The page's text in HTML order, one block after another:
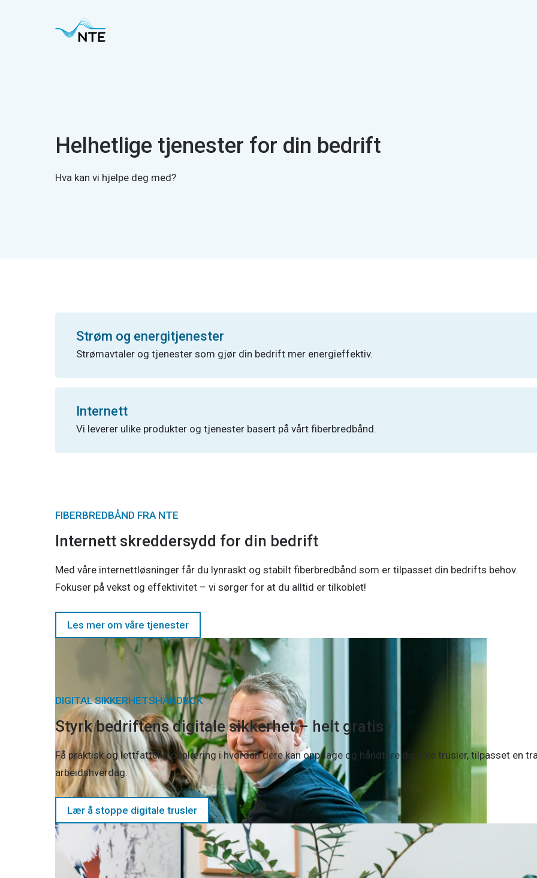
Helhetlige tjenester for din bedrift
Hva kan vi hjelpe deg med?
Strøm og energitjenester
Strømavtaler og tjenester som gjør din bedrift mer energieffektiv.
Internett
Vi leverer ulike produkter og tjenester basert på vårt fiberbredbånd.
FIBERBREDBÅND FRA NTE
Internett skreddersydd for din bedrift
Med våre internettløsninger får du lynraskt og stabilt fiberbredbånd som er tilpasset din bedrifts behov.
Fokuser på vekst og effektivitet – vi sørger for at du alltid er tilkoblet!
Les mer om våre tjenester
DIGITAL SIKKERHETSHÅNDBOK
Styrk bedriftens digitale sikkerhet – helt gratis
Få praktisk og lettfattelig opplæring i hvordan dere kan oppdage og håndtere digitale trusler, tilpasset en
arbeidshverdag.
Lær å stoppe digitale trusler